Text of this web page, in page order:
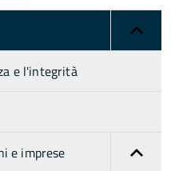
e l'integrità
e imprese